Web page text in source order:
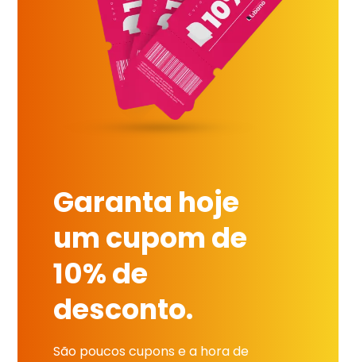
Garanta hoje
um cupom de
10% de
desconto.
São poucos cupons e a hora de